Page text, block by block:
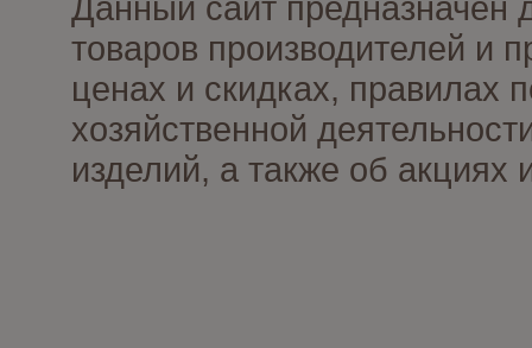
товаров производителей и
ценах и скидках, правилах
хозяйственной
изделий, а также об